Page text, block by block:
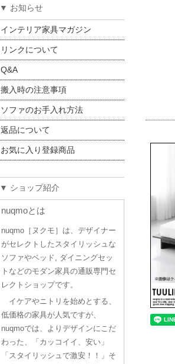
▼ お知らせ
インテリア家具マガジン
リンクについて
Q&A
搬入時の注意事項
ソファのお手入れ方法
返品について
お気に入り登録商品
▼ ショップ紹介
nuqmoとは
nuqmo［ヌクモ］は、デザイナー
がセレクトしたスタイリッシュな
ソファやベッド, ダイニングセッ
トなどのモダン家具の通販専門セ
レクトショップです。
イケアやニトリを始めとする、
低価格の家具が人気ですが、
nuqmoでは、よりデザインにこだ
わった、「カッコイイ、安い」
「スタイリッシュで激安！！」そ